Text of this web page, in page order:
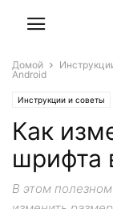
Домой
Android
Инструкции и советы
Как
шрифта
В этом